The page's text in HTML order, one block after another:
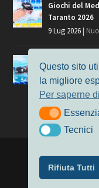
Giochi del
Taranto 2026
9 Lug 2026
Europei di
manca?
7 Lug 2026
Nuoto
MasterS
Questo sito
la migliore
Per saperne
Essenziali
TecniciTecnici
Rifiuta Tutti